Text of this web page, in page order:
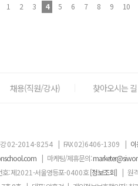
1 2 3 4 5 6 7 8 9 10
채용(직원/강사) 찾아오시는 길
02-2014-8254 | FAX02)6406-1309 |
| 마케팅/제휴문의:
호: 제2021-서울영등포-0400호[정보조회] | 원